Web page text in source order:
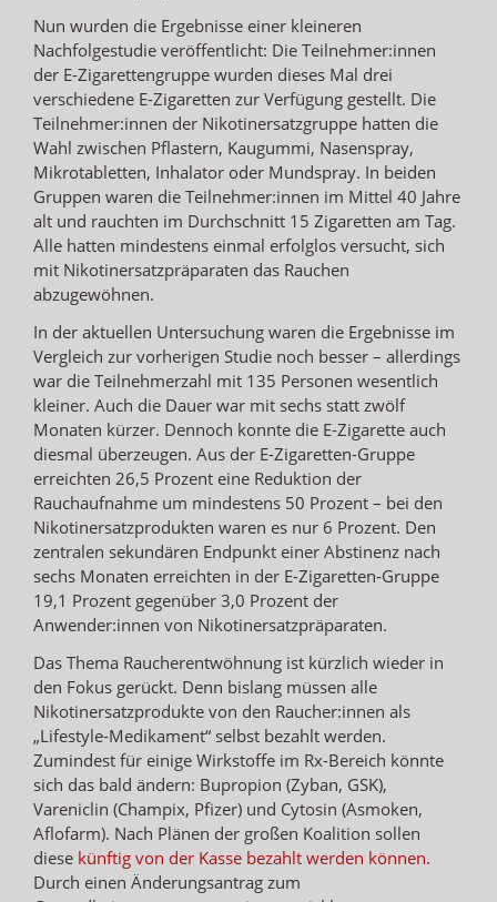
Nun wurden die Ergebnisse einer kleineren
Nachfolgestudie veröffentlicht: Die Teilnehmer:innen
der E-Zigarettengruppe wurden dieses Mal drei
verschiedene E-Zigaretten zur Verfügung gestellt. Die
Teilnehmer:innen der Nikotinersatzgruppe hatten die
Wahl zwischen Pflastern, Kaugummi, Nasenspray,
Mikrotabletten, Inhalator oder Mundspray. In beiden
Gruppen waren die Teilnehmer:innen im Mittel 40 Jahre
alt und rauchten im Durchschnitt 15 Zigaretten am Tag.
Alle hatten mindestens einmal erfolglos versucht, sich
mit Nikotin­ersatzpräparaten das Rauchen
abzugewöhnen.
In der aktuellen Untersuchung waren die Ergebnisse im
Vergleich zur vorherigen Studie noch besser – allerdings
war die Teilnehmerzahl mit 135 Personen wesentlich
kleiner. Auch die Dauer war mit sechs statt zwölf
Monaten kürzer. Dennoch konnte die E-Zigarette auch
diesmal überzeugen. Aus der E-Zigaretten-Gruppe
erreichten 26,5 Prozent eine Reduktion der
Rauchaufnahme um mindestens 50 Prozent – bei den
Nikotinersatzprodukten waren es nur 6 Prozent. Den
zent­ralen sekundären Endpunkt einer Abstinenz nach
sechs Monaten erreichten in der E-Zigaretten-Gruppe
19,1 Prozent gegenüber 3,0 Prozent der
Anwender:innen von Nikotinersatzpräparaten.
Das Thema Raucherentwöhnung ist kürzlich wieder in
den Fokus gerückt. Denn bislang müssen alle
Nikotinersatzprodukte von den Raucher:innen als
„Lifestyle-Medikament“ selbst bezahlt werden.
Zumindest für einige Wirkstoffe im Rx-Bereich könnte
sich das bald ändern: Bupropion (Zyban, GSK),
Vareniclin (Champix, Pfizer) und Cytosin (Asmoken,
Aflofarm). Nach Plänen der großen Koalition sollen
diese künftig von der Kasse bezahlt werden können.
Durch einen Änderungsantrag zum